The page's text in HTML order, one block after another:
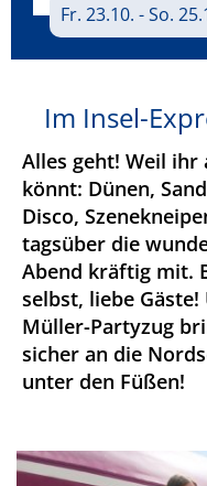
Im Insel-
Alles geht! Weil ihr
könnt: Dünen,
Disco,
tagsüber die
Abend kräftig mit.
selbst, liebe
Müller-Partyzug
sicher an die
unter den Füßen!